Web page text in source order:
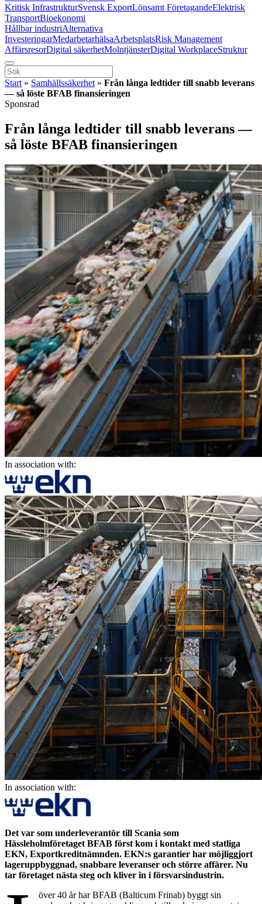
Kritisk InfrastrukturSvensk ExportLönsamt FöretagandeElektrisk
TransportBioekonomi
Hållbar industriAlternativa
InvesteringarMedarbetarhälsaArbetsplatsRisk Management
AffärsresorDigital säkerhetMolntjänsterDigital WorkplaceStruktur
Start » Samhällssäkerhet » Från långa ledtider till snabb leverans
— så löste BFAB finansieringen
Sponsrad
Från långa ledtider till snabb leverans —
så löste BFAB finansieringen
In association with:
In association with:
Det var som underleverantör till Scania som
Hässleholmföretaget BFAB först kom i kontakt med statliga
EKN, Exportkreditnämnden. EKN:s garantier har möjliggjort
lageruppbyggnad, snabbare leveranser och större affärer. Nu
tar företaget nästa steg och kliver in i försvarsindustrin.
över 40 år har BFAB (Balticum Frinab) byggt sin